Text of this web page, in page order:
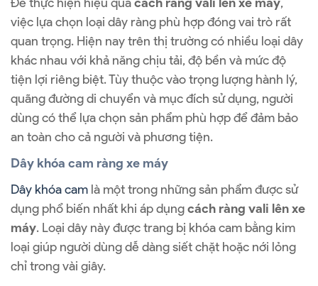
việc lựa chọn loại dây ràng phù hợp đóng vai trò rất
quan trọng. Hiện nay trên thị trường có nhiều loại dây
khác nhau với khả năng chịu tải, độ bền và mức độ
tiện lợi riêng biệt. Tùy thuộc vào trọng lượng hành lý,
quãng đường di chuyển và mục đích sử dụng, người
dùng có thể lựa chọn sản phẩm phù hợp để đảm bảo
an toàn cho cả người và phương tiện.
Dây khóa cam ràng xe máy
Dây khóa cam là một trong những sản phẩm được sử
dụng phổ biến nhất khi áp dụngcách ràng vali lên xe
máy. Loại dây này được trang bị khóa cam bằng kim
loại giúp người dùng dễ dàng siết chặt hoặc nới lỏng
chỉ trong vài giây.